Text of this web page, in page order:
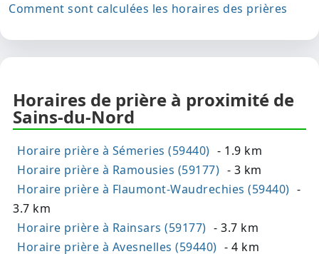
Comment sont calculées les horaires des prières
Horaires de prière à proximité de
Sains-du-Nord
Horaire prière à Sémeries (59440) - 1.9 km
Horaire prière à Ramousies (59177) - 3 km
Horaire prière à Flaumont-Waudrechies (59440) -
3.7 km
Horaire prière à Rainsars (59177) - 3.7 km
Horaire prière à Avesnelles (59440) - 4 km